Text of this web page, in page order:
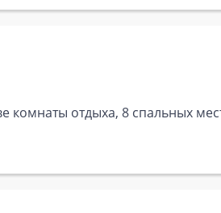
комнаты отдыха, 8 спальных